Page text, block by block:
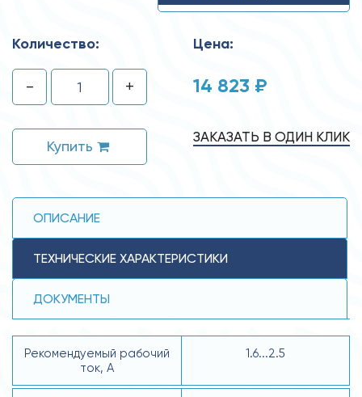
Количество:
- +
Купить
Цена:
14 823 ₽
ЗАКАЗАТЬ В ОДИН КЛИК
ОПИСАНИЕ
ТЕХНИЧЕСКИЕ ХАРАКТЕРИСТИКИ
ДОКУМЕНТЫ
Рекомендуемый рабочий
ток, А
1.6...2.5